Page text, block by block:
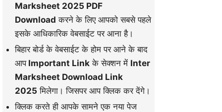
Marksheet 2025 PDF
Download करने के लिए आपको सबसे पहले
इसके आधिकारिक वेबसाईट पर आना है।
बिहार बोर्ड के वेबसाईट के होम पर आने के बाद
आपImportant Link के सेक्शन में Inter
Marksheet Download Link
2025 मिलेगा। जिसपर आप क्लिक कर देंगे।
क्लिक करते ही आपके सामने एक नया पेज